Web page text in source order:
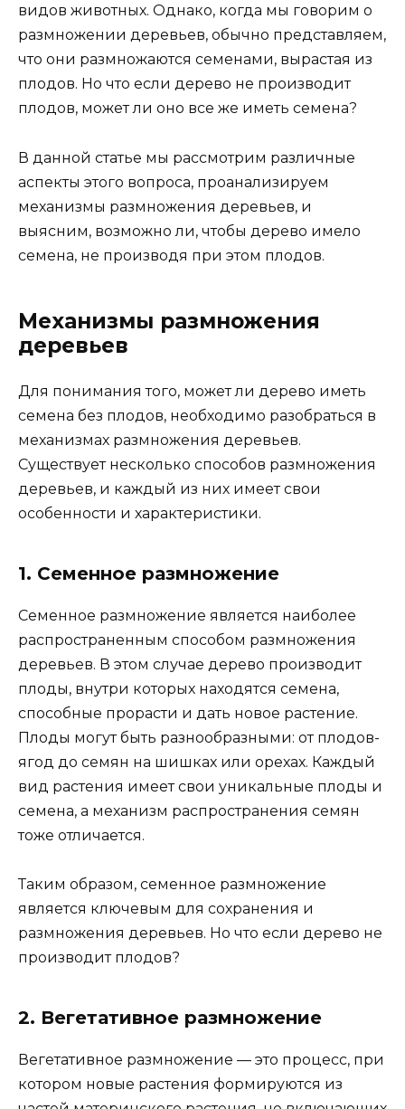
видов животных. Однако, когда мы говорим о
размножении деревьев, обычно представляем,
что они размножаются семенами, вырастая из
плодов. Но что если дерево не производит
плодов, может ли оно все же иметь семена?
В данной статье мы рассмотрим различные
аспекты этого вопроса, проанализируем
механизмы размножения деревьев, и
выясним, возможно ли, чтобы дерево имело
семена, не производя при этом плодов.
Механизмы размножения
деревьев
Для понимания того, может ли дерево иметь
семена без плодов, необходимо разобраться в
механизмах размножения деревьев.
Существует несколько способов размножения
деревьев, и каждый из них имеет свои
особенности и характеристики.
1. Семенное размножение
Семенное размножение является наиболее
распространенным способом размножения
деревьев. В этом случае дерево производит
плоды, внутри которых находятся семена,
способные прорасти и дать новое растение.
Плоды могут быть разнообразными: от плодов-
ягод до семян на шишках или орехах. Каждый
вид растения имеет свои уникальные плоды и
семена, а механизм распространения семян
тоже отличается.
Таким образом, семенное размножение
является ключевым для сохранения и
размножения деревьев. Но что если дерево не
производит плодов?
2. Вегетативное размножение
Вегетативное размножение — это процесс, при
котором новые растения формируются из